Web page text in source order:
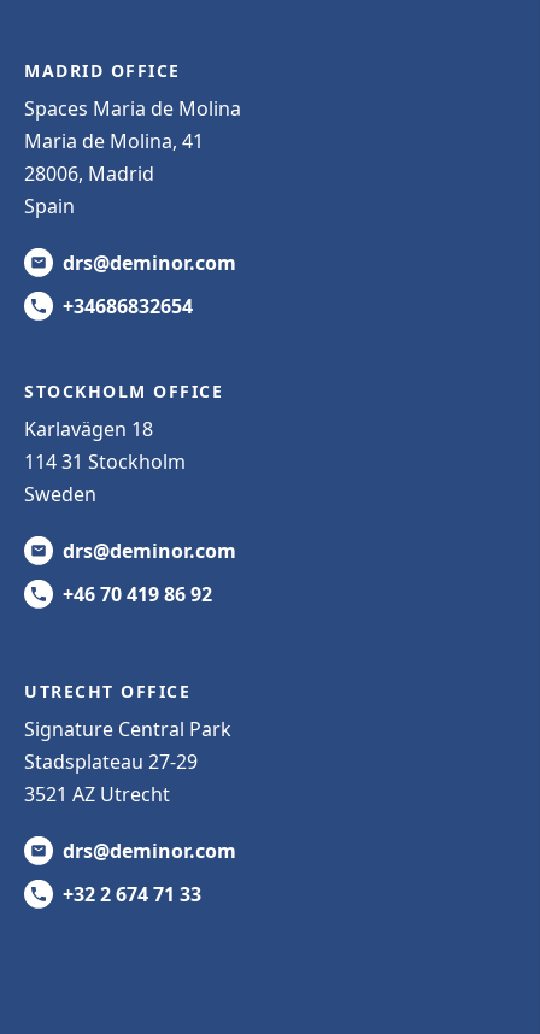
MADRID OFFICE
Spaces Maria de Molina
Maria de Molina, 41
28006, Madrid
Spain
drs@deminor.com
+34686832654
STOCKHOLM OFFICE
Karlavägen 18
114 31 Stockholm
Sweden
drs@deminor.com
+46 70 419 86 92
UTRECHT OFFICE
Signature Central Park
Stadsplateau 27-29
3521 AZ Utrecht
drs@deminor.com
+32 2 674 71 33